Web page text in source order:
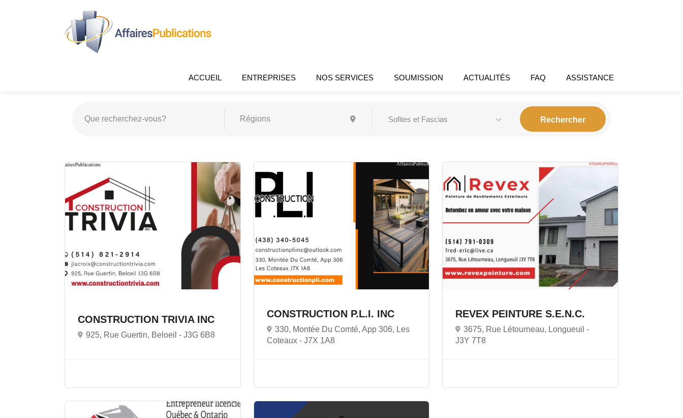
ACCUEIL ENTREPRISES NOS SERVICES SOUMISSION ACTUALITÉS FAQ ASSISTANCE
Sofites et Fascias
CONSTRUCTION TRIVIA INC
925, Rue Guertin, Beloeil - J3G 6B8
CONSTRUCTION P.L.I. INC
330, Montée Du Comté, App 306, Les
Coteaux - J7X 1A8
REVEX PEINTURE S.E.N.C.
3675, Rue Létourneau, Longueuil -
J3Y 7T8